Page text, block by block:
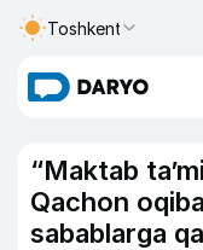
Toshkent
“Maktab
Qachon
sabablarga